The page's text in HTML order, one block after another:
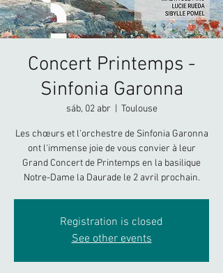
Concert Printemps -
Sinfonia Garonna
sáb, 02 abr Toulouse
Les chœurs et l'orchestre de Sinfonia Garonna
ont l'immense joie de vous convier à leur
Grand Concert de Printemps en la basilique
Notre-Dame la Daurade le 2 avril prochain.
Registration is closed
See other events